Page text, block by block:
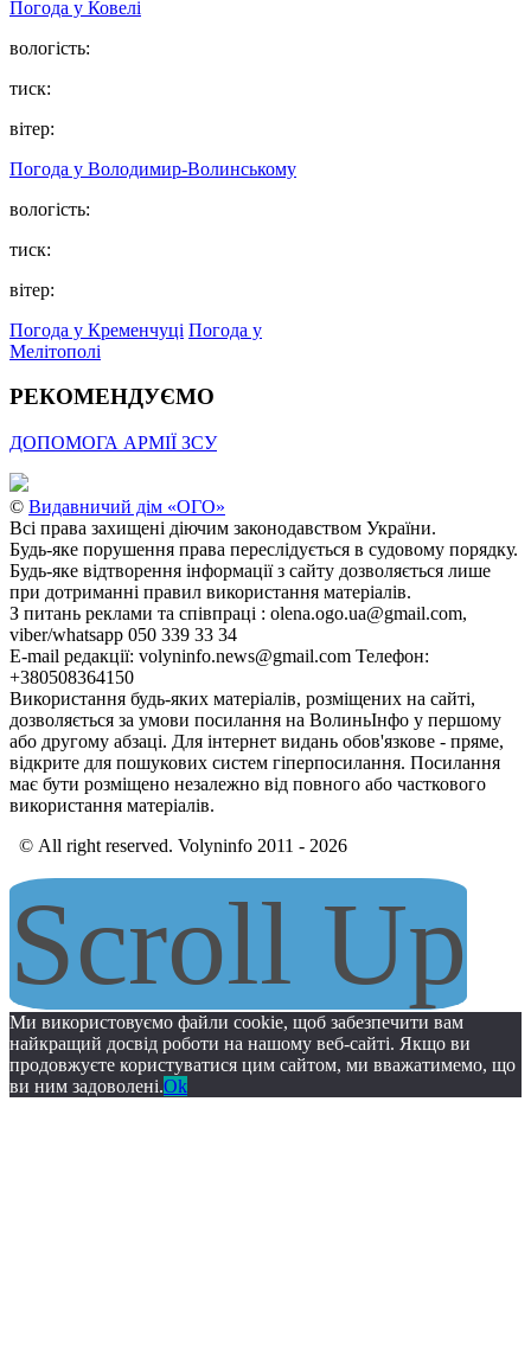
Погода у Ковелі
вологість:
тиск:
вітер:
Погода у Володимир-Волинському
вологість:
тиск:
вітер:
Погода у Кременчуці Погода у
Мелітополі
РЕКОМЕНДУЄМО
ДОПОМОГА АРМІЇ ЗСУ
© Видавничий дім «ОГО»
Всі права захищені діючим законодавством України.
Будь-яке порушення права переслідується в судовому порядку.
Будь-яке відтворення інформації з сайту дозволяється лише
при дотриманні правил використання матеріалів.
З питань реклами та співпраці : olena.ogo.ua@gmail.com,
viber/whatsapp 050 339 33 34
E-mail редакції: volyninfo.news@gmail.com Телефон:
+380508364150
Використання будь-яких матеріалів, розміщених на сайті,
дозволяється за умови посилання на ВолиньІнфо у першому
або другому абзаці. Для інтернет видань обов'язкове - пряме,
відкрите для пошукових систем гіперпосилання. Посилання
має бути розміщено незалежно від повного або часткового
використання матеріалів.
© All right reserved. Volyninfo 2011 - 2026
Scroll Up
Ми використовуємо файли cookie, щоб забезпечити вам
найкращий досвід роботи на нашому веб-сайті. Якщо ви
продовжуєте користуватися цим сайтом, ми вважатимемо, що
ви ним задоволені.Ok